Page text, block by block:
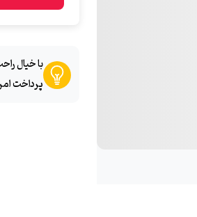
با خیال
پرداخت